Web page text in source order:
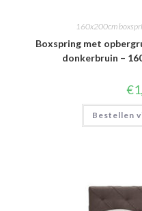
160x200cm
Boxspring met
donkerbruin –
€
Bestellen